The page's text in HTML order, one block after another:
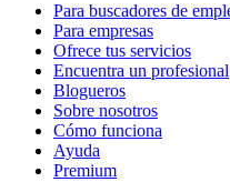
Para buscadores de
Para empresas
Ofrece tus servicios
Encuentra un profesional
Blogueros
Sobre nosotros
Cómo funciona
Ayuda
Premium